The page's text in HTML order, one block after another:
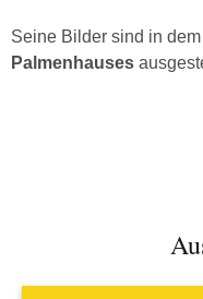
Seine Bilder sind in dem
Palmenhauses